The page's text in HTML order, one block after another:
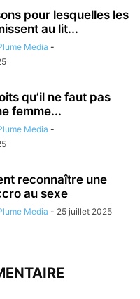
pour lesquelles les
au lit...
Media -
qu’il ne faut pas
femme...
Media -
reconnaître une
au sexe
Media - 25 juillet 2025